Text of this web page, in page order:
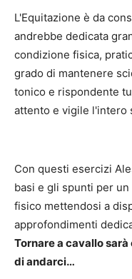
L'Equitazione è da
andrebbe dedicata
condizione fisica,
grado di mantenere
tonico e rispondente
attento e vigile l'intero
Con questi esercizi
basi e gli spunti per
fisico mettendosi a
approfondimenti
Tornare a cavallo
di andarci…